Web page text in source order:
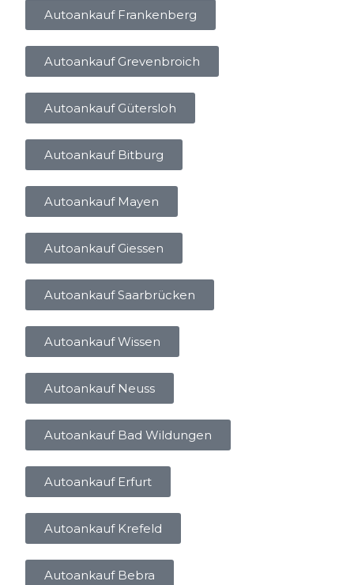
Autoankauf Frankenberg
Autoankauf Grevenbroich
Autoankauf Gütersloh
Autoankauf Bitburg
Autoankauf Mayen
Autoankauf Giessen
Autoankauf Saarbrücken
Autoankauf Wissen
Autoankauf Neuss
Autoankauf Bad Wildungen
Autoankauf Erfurt
Autoankauf Krefeld
Autoankauf Bebra